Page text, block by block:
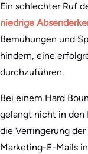
Ein schlechter Ruf
niedrige
Bemühungen und
hindern, eine
durchzuführen.
Bei einem Hard
gelangt nicht in den
die Verringerung
Marketing-E-Mails